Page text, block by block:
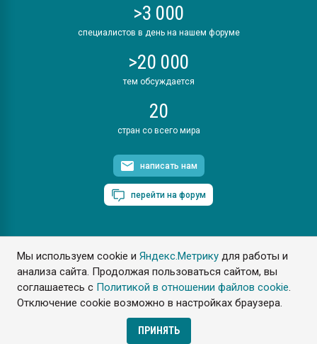
Мы используем cookie иЯндекс.Метрику для работы и
анализа сайта. Продолжая пользоваться сайтом, вы
соглашаетесь с Политикой в отношении файлов cookie.
Отключение cookie возможно в настройках браузера.
ПРИНЯТЬ
>3 000
специалистов в день на нашем форуме
>20 000
тем обсуждается
20
стран со всего мира
написать нам
перейти на форум
ПластЭксперт © 2006. Все права защищены
Разрешается копирование материалов сайта с обязательной
ссылкой на www.e-plastic.ru
Разработка сайта